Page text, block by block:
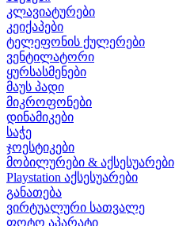
კლავიატურები
კეიქაპები
ტელეფონის ქულერები
ვენტილატორი
ყურსასმენები
მაუს პადი
მიკროფონები
დინამიკები
საჭე
ჯოესტიკები
მობილურები & აქსესუარები
Playstation აქსესუარები
განათება
ვირტუალური სათვალე
ფოტო აპარატი